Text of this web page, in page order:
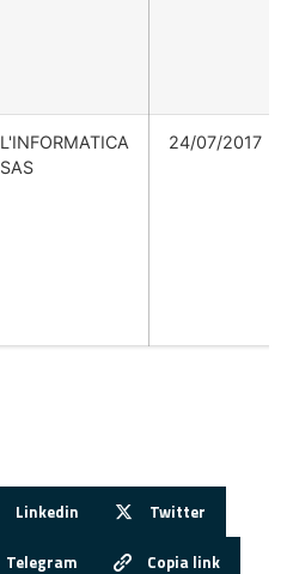
L'INFORMATICA
SAS
24/07/2017
Linkedin Twitter
Telegram Copia link